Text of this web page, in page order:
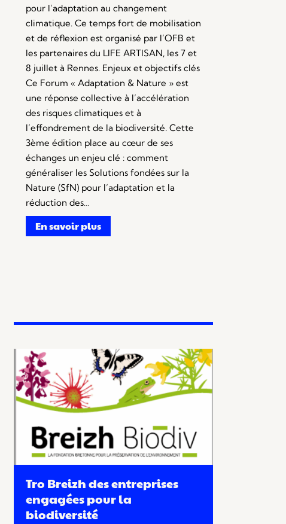
pour l’adaptation au changement
climatique. Ce temps fort de mobilisation
et de réflexion est organisé par l’OFB et
les partenaires du LIFE ARTISAN, les 7 et
8 juillet à Rennes. Enjeux et objectifs clés
Ce Forum « Adaptation & Nature » est
une réponse collective à l’accélération
des risques climatiques et à
l’effondrement de la biodiversité. Cette
3ème édition place au cœur de ses
échanges un enjeu clé : comment
généraliser les Solutions fondées sur la
Nature (SfN) pour l’adaptation et la
réduction des…
En savoir plus
Tro Breizh des entreprises
engagées pour la
biodiversité